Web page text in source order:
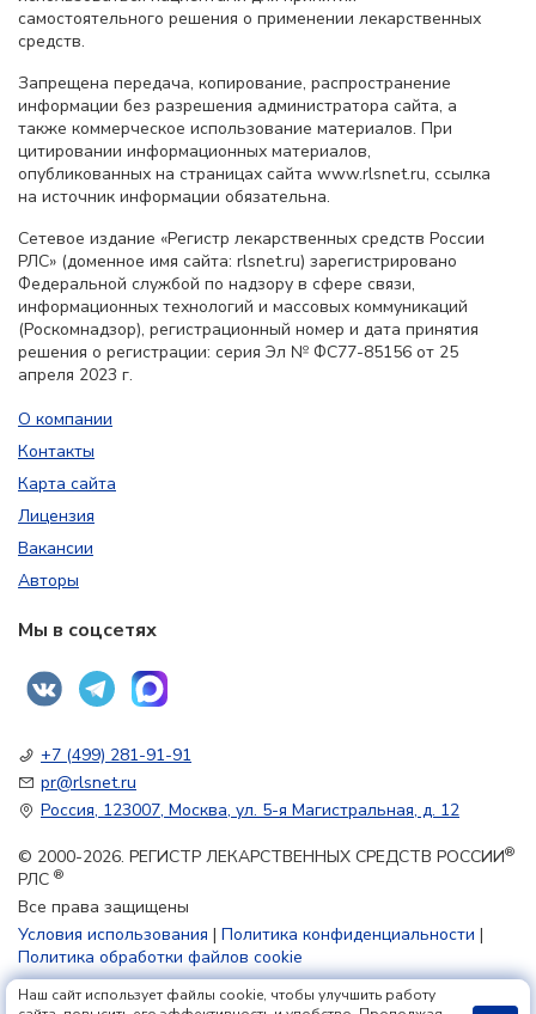
самостоятельного решения о применении лекарственных
средств.
Запрещена передача, копирование, распространение
информации без разрешения администратора сайта, а
также коммерческое использование материалов. При
цитировании информационных материалов,
опубликованных на страницах сайта www.rlsnet.ru, ссылка
на источник информации обязательна.
Сетевое издание «Регистр лекарственных средств России
РЛС» (доменное имя сайта: rlsnet.ru) зарегистрировано
Федеральной службой по надзору в сфере связи,
информационных технологий и массовых коммуникаций
(Роскомнадзор), регистрационный номер и дата принятия
решения о регистрации: серия Эл № ФС77-85156 от 25
апреля 2023 г.
О компании
Контакты
Карта сайта
Лицензия
Вакансии
Авторы
Мы в соцсетях
+7 (499) 281-91-91
pr@rlsnet.ru
Россия, 123007, Москва, ул. 5-я Магистральная, д. 12
© 2000-2026. РЕГИСТР ЛЕКАРСТВЕННЫХ СРЕДСТВ РОССИИ®
РЛС ®
Все права защищены
Условия использования | Политика конфиденциальности |
Политика обработки файлов cookie
Наш сайт использует файлы cookie, чтобы улучшить работу